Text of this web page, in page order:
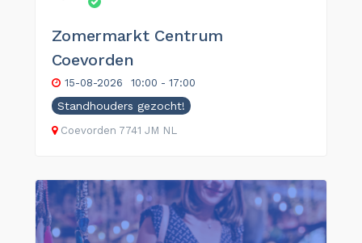
Zomermarkt Centrum
Coevorden
15-08-2026 10:00 - 17:00
Standhouders gezocht!
Coevorden 7741 JM NL